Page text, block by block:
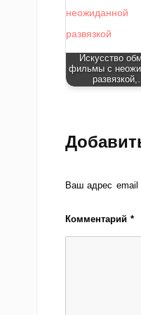
Искусство
фильмы с
Ваш адрес email
Комментарий*